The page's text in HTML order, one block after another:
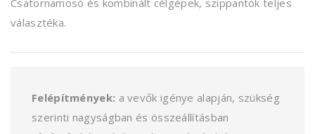
Csatornamosó és kombinált célgépek, szippantók teljes
választéka.
Felépítmények: a vevők igénye alapján, szükség
szerinti nagyságban és összeállításban